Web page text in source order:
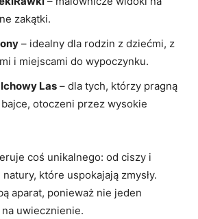
zakątki.
– idealny dla rodzin z dziećmi, z
i miejscami do wypoczynku.
Las – dla tych, którzy pragną
otoczeni przez wysokie
coś unikalnego: od ciszy i
które uspokajają zmysły.
aparat, ponieważ nie jeden
na uwiecznienie.